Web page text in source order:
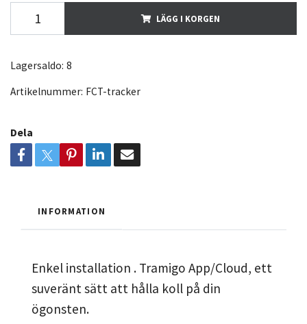
LÄGG I KORGEN
Lagersaldo: 8
Artikelnummer: FCT-tracker
Dela
INFORMATION
Enkel installation . Tramigo App/Cloud, ett
suveränt sätt att hålla koll på din
ögonsten.